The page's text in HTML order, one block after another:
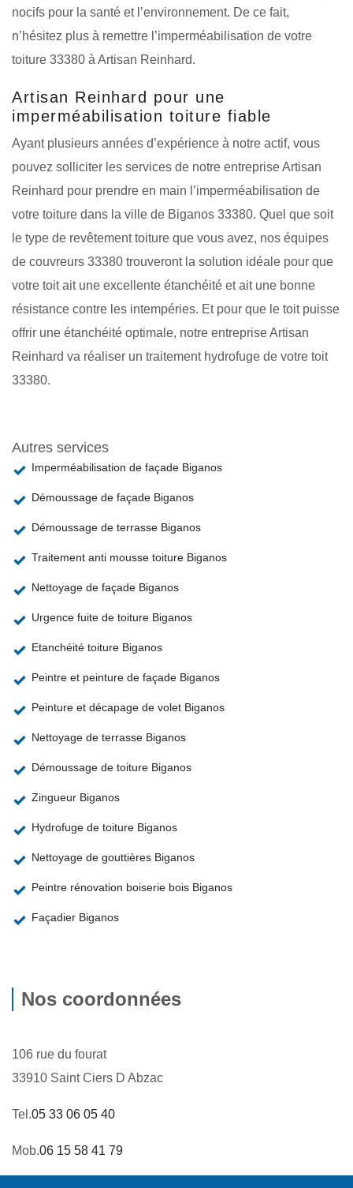
nocifs pour la santé et l’environnement. De ce fait,
n’hésitez plus à remettre l’imperméabilisation de votre
toiture 33380 à Artisan Reinhard.
Artisan Reinhard pour une
imperméabilisation toiture fiable
Ayant plusieurs années d’expérience à notre actif, vous
pouvez solliciter les services de notre entreprise Artisan
Reinhard pour prendre en main l’imperméabilisation de
votre toiture dans la ville de Biganos 33380. Quel que soit
le type de revêtement toiture que vous avez, nos équipes
de couvreurs 33380 trouveront la solution idéale pour que
votre toit ait une excellente étanchéité et ait une bonne
résistance contre les intempéries. Et pour que le toit puisse
offrir une étanchéité optimale, notre entreprise Artisan
Reinhard va réaliser un traitement hydrofuge de votre toit
33380.
Autres services
Imperméabilisation de façade Biganos
Démoussage de façade Biganos
Démoussage de terrasse Biganos
Traitement anti mousse toiture Biganos
Nettoyage de façade Biganos
Urgence fuite de toiture Biganos
Etanchéité toiture Biganos
Peintre et peinture de façade Biganos
Peinture et décapage de volet Biganos
Nettoyage de terrasse Biganos
Démoussage de toiture Biganos
Zingueur Biganos
Hydrofuge de toiture Biganos
Nettoyage de gouttières Biganos
Peintre rénovation boiserie bois Biganos
Façadier Biganos
Nos coordonnées
106 rue du fourat
33910 Saint Ciers D Abzac
Tel.05 33 06 05 40
Mob.06 15 58 41 79